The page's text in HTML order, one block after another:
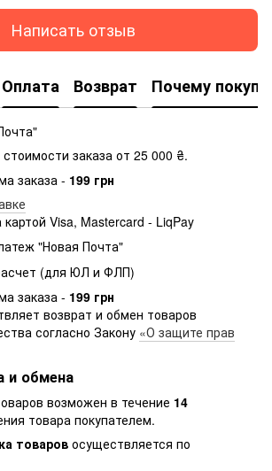
Написать отзыв
Оплата Возврат Почему
заказа от 25 000 ₴.
заказа - 199 грн
Visa, Mastercard - LiqPay
"Новая Почта"
(для ЮЛ и ФЛП)
заказа - 199 грн
возврат и обмен товаров
согласно Закону «О защите прав
и обмена
возможен в течение 14
товара покупателем.
товаров осуществляется по